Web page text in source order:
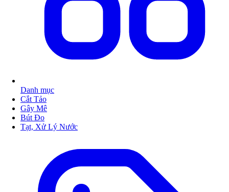
Danh mục
Cắt Tảo
Gây Mê
Bút Đo
Tạt, Xử Lý Nước